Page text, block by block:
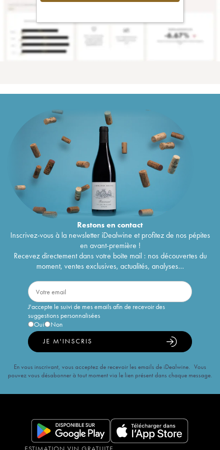
Restons encontact
Inscrivez-vous à la newsletter iDealwine et profitez de nos pépites
en avant-première !
Recevez directement dans votre boîte mail : nos découvertes du
moment, ventes exclusives, actualités, analyses...
J'accepte le suivi de mes emails afin de recevoir des
suggestions personnalisées
Oui
Non
JE M'INSCRIS
En vous inscrivant, vous acceptez de recevoir les emails de iDealwine. Vous
pouvez vous désabonner à tout moment via le lien présent dans chaque message.